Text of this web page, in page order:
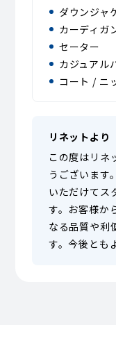
ダウンジャ
カーディガ
セーター
カジュアル
コート / ニ
リネットより
この度はリネ
うございます
いただけてス
す。お客様か
なる品質や利
す。今後とも